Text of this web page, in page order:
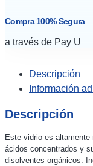
Compra 100% Segura
a través de Pay U
Descripción
Información
Descripción
Este vidrio es
ácidos concentrados y
disolventes orgánicos.